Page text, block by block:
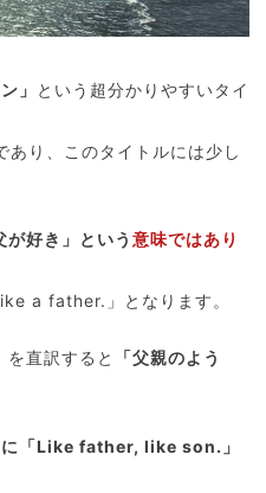
」 という超分かりやすいタイ
あり、このタイトルには少し
が好き」という 意味ではあり
a father.」となります。
直訳すると
「父親のよう
に「Like father, like son.」